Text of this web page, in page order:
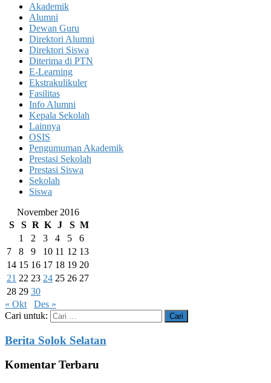
Akademik
Alumni
Dewan Guru
Direktori Alumni
Direktori Siswa
Diterima di PTN
E-Learning
Ekstrakulikuler
Fasilitas
Info Alumni
Kepala Sekolah
Lainnya
OSIS
Pengumuman Akademik
Prestasi Sekolah
Prestasi Siswa
Sekolah
Siswa
November 2016
S
S R K J S M
1
2 3 4 5
6
7
8 9 10 11 12 13
14 15 16 17 18 19 20
21 22 23 24 25 26 27
28 29 30
« Okt
Des »
Cari untuk:
Berita Solok Selatan
Komentar Terbaru